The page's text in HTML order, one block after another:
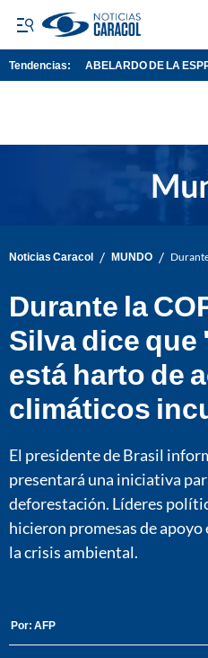
Tendencias: ABELARDO DE LA
Noticias Caracol / MUNDO /
Durante la
Silva dice que
está harto de
climáticos
El presidente de Brasil
presentará una iniciativa
deforestación. Líderes
hicieron promesas de
la crisis ambiental.
Por: AFP